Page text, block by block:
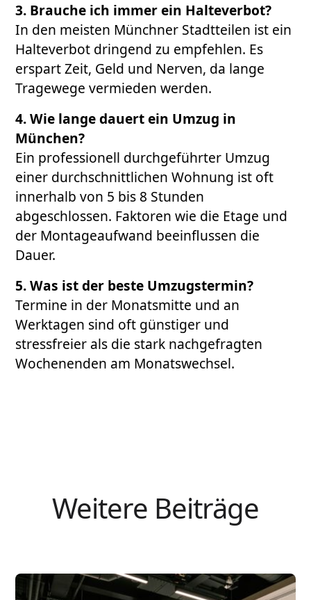
3. Brauche ich immer ein Halteverbot?
In den meisten Münchner Stadtteilen ist ein
Halteverbot dringend zu empfehlen. Es
erspart Zeit, Geld und Nerven, da lange
Tragewege vermieden werden.
4. Wie lange dauert ein Umzug in
München?
Ein professionell durchgeführter Umzug
einer durchschnittlichen Wohnung ist oft
innerhalb von 5 bis 8 Stunden
abgeschlossen. Faktoren wie die Etage und
der Montageaufwand beeinflussen die
Dauer.
5. Was ist der beste Umzugstermin?
Termine in der Monatsmitte und an
Werktagen sind oft günstiger und
stressfreier als die stark nachgefragten
Wochenenden am Monatswechsel.
Weitere Beiträge